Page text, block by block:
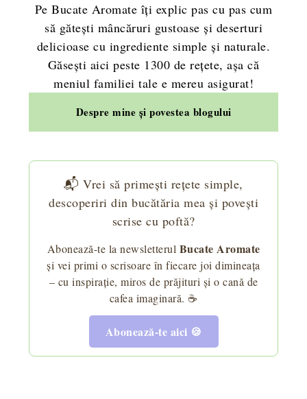
Pe Bucate Aromate îți explic pas cu pas cum
să gătești mâncăruri gustoase și deserturi
delicioase cu ingrediente simple și naturale.
Găsești aici peste 1300 de rețete, așa că
meniul familiei tale e mereu asigurat!
Despre mine și povestea blogului
📬 Vrei să primești rețete simple,
descoperiri din bucătăria mea și povești
scrise cu poftă?
Abonează-te la newsletterul Bucate Aromate
și vei primi o scrisoare în fiecare joi dimineața
– cu inspirație, miros de prăjituri și o cană de
cafea imaginară. ☕
Abonează-te aici 🍪